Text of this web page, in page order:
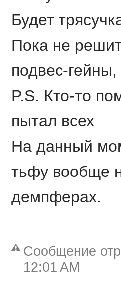
Будет
Пока не
подвес-гейны,
P.S. Кто-то
пытал всех
На данный
тьфу вообще
демпферах.
Сообщение
12:01 AM